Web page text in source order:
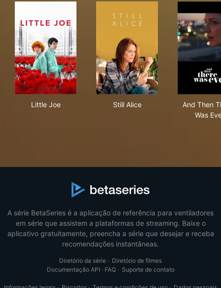
Little Joe Still Alice
And Then
Was
A série BetaSeries é a aplicação de referência para ventiladores
em série que assistem a plataformas de streaming. Baixe o
aplicativo gratuitamente, preencha a série que desejar e receba
recomendações instantâneas.
Diretório da série · Diretório de filmes
Documentação API · FAQ· Suporte de contato